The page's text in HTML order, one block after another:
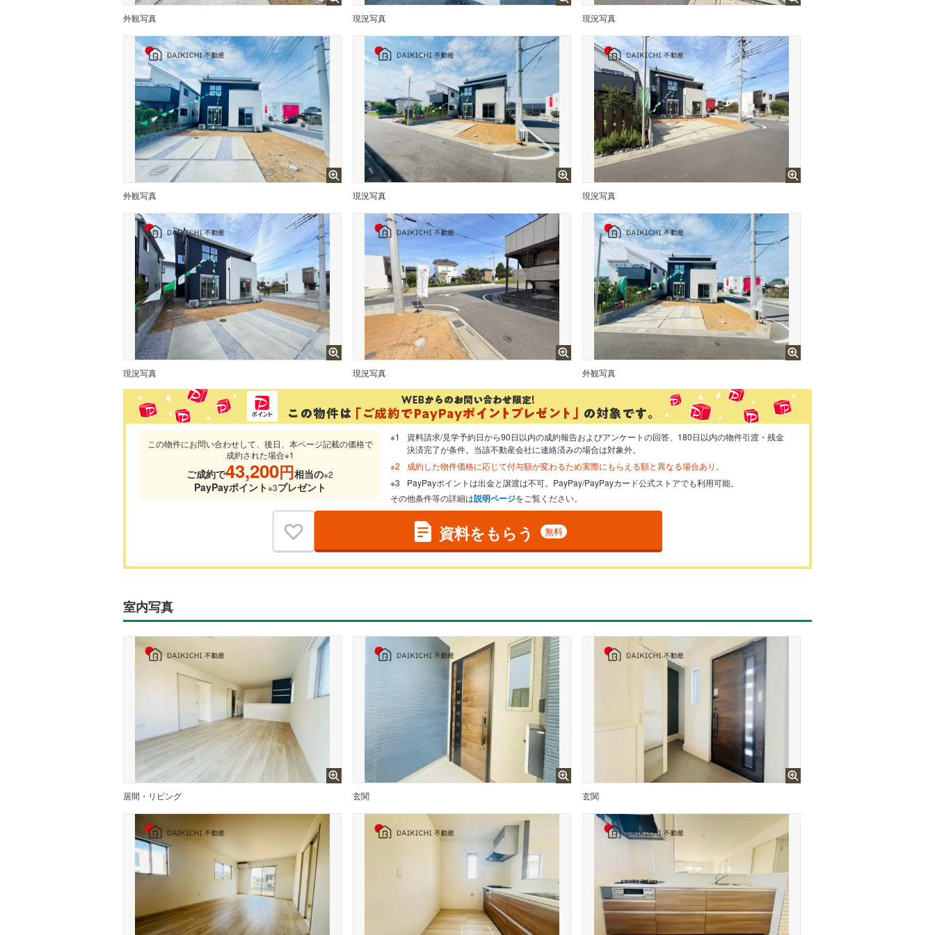
外観写真 現況写真 現況写真
外観写真 現況写真 現況写真
現況写真 現況写真 外観写真
この物件にお問い合わせして、後日、本ページ記載の価格で
成約された場合※1
ご成約で43,200円相当の※2
PayPayポイント※3プレゼント
資料請求/見学予約日から90日以内の成約報告およびアンケートの回答、180日以内の物件引渡・残金
決済完了が条件。当該不動産会社に連絡済みの場合は対象外。
成約した物件価格に応じて付与額が変わるため実際にもらえる額と異なる場合あり。
PayPayポイントは出金と譲渡は不可。PayPay/PayPayカード公式ストアでも利用可能。
その他条件等の詳細は説明ページをご覧ください。
資料をもらう 無料
室内写真
居間・リビング 玄関 玄関